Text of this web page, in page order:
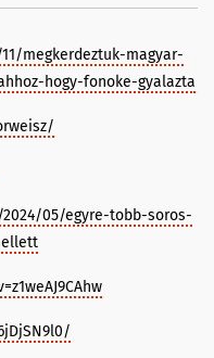
megkerdeztuk-magyar-
hogy-fonoke-gyalazta
05/egyre-tobb-soros-